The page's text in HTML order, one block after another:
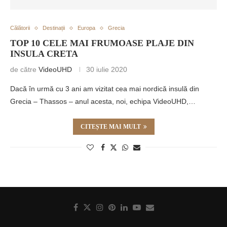
Călătorii Destinații Europa Grecia
TOP 10 CELE MAI FRUMOASE PLAJE DIN
INSULA CRETA
de către VideoUHD 30 iulie 2020
Dacă în urmă cu 3 ani am vizitat cea mai nordică insulă din
Grecia – Thassos – anul acesta, noi, echipa VideoUHD,…
CITEȘTE MAI MULT